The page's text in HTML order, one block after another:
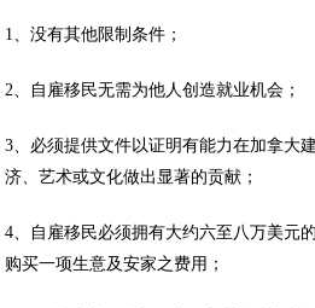
1、没有其他限制条件；
2、自雇移民无需为他人创造就业机会；
3、必须提供文件以证明有能力在加拿大
济、艺术或文化做出显著的贡献；
4、自雇移民必须拥有大约六至八万美元
购买一项生意及安家之费用；